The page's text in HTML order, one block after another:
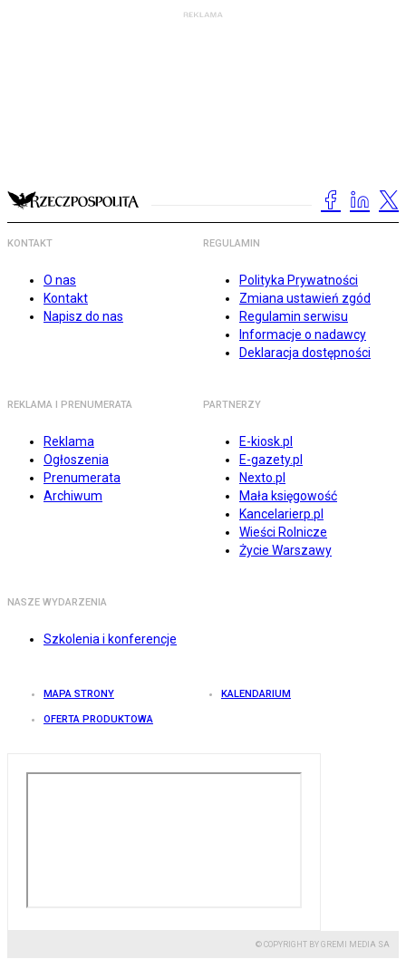
KONTAKT
O nas
Kontakt
Napisz do nas
REGULAMIN
Polityka Prywatności
Zmiana ustawień zgód
Regulamin serwisu
Informacje o nadawcy
Deklaracja dostępności
REKLAMA I PRENUMERATA
Reklama
Ogłoszenia
Prenumerata
Archiwum
PARTNERZY
E-kiosk.pl
E-gazety.pl
Nexto.pl
Mała księgowość
Kancelarierp.pl
Wieści Rolnicze
Życie Warszawy
NASZE WYDARZENIA
Szkolenia i konferencje
MAPA STRONY KALENDARIUM
OFERTA PRODUKTOWA
© COPYRIGHT BY GREMI MEDIA SA